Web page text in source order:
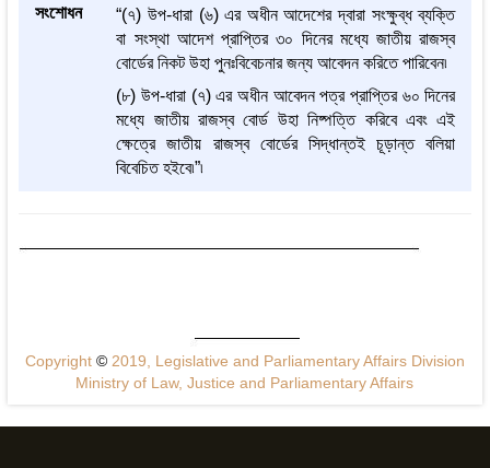
সংশোধন
“(৭) উপ-ধারা (৬) এর অধীন আদেশের দ্বারা সংক্ষুব্ধ ব্যক্তি
বা সংস্থা আদেশ প্রাপ্তির ৩০ দিনের মধ্যে জাতীয় রাজস্ব
বোর্ডের নিকট উহা পুনঃবিবেচনার জন্য আবেদন করিতে পারিবেন৷
(৮) উপ-ধারা (৭) এর অধীন আবেদন পত্র প্রাপ্তির ৬০ দিনের
মধ্যে জাতীয় রাজস্ব বোর্ড উহা নিষ্পত্তি করিবে এবং এই
ক্ষেত্রে জাতীয় রাজস্ব বোর্ডের সিদ্ধান্তই চূড়ান্ত বলিয়া
বিবেচিত হইবে৷”৷
Copyright ©2019, Legislative and Parliamentary Affairs Division
Ministry of Law, Justice and Parliamentary Affairs